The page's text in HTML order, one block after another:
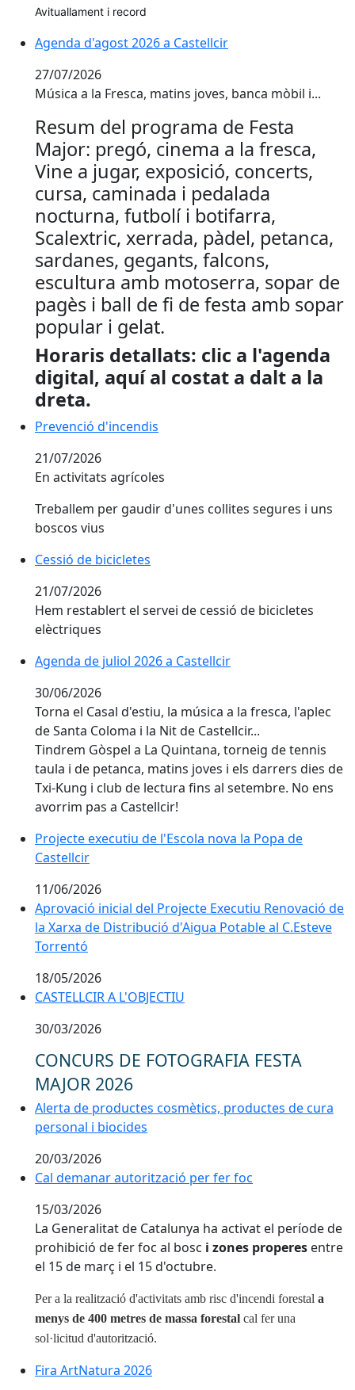
Avituallament i record
Agenda d'agost 2026 a Castellcir
Agenda d'agost 2026 a Castellcir
27/07/2026
Música a la Fresca, matins joves, banca mòbil i...
Resum del programa de Festa
Major: pregó, cinema a la fresca,
Vine a jugar, exposició, concerts,
cursa, caminada i pedalada
nocturna, futbolí i botifarra,
Scalextric, xerrada, pàdel, petanca,
sardanes, gegants, falcons,
escultura amb motoserra, sopar de
pagès i ball de fi de festa amb sopar
popular i gelat.
Horaris detallats: clic a l'agenda
digital, aquí al costat a dalt a la
dreta.
Prevenció d'incendis
Prevenció d'incendis
21/07/2026
En activitats agrícoles
Treballem per gaudir d'unes collites segures i uns
boscos vius
Cessió de bicicletes
Cessió de bicicletes
21/07/2026
Hem restablert el servei de cessió de bicicletes
elèctriques
Agenda de juliol 2026 a Castellcir
Agenda de juliol 2026 a Castellcir
30/06/2026
Torna el Casal d'estiu, la música a la fresca, l'aplec
de Santa Coloma i la Nit de Castellcir...
Tindrem Gòspel a La Quintana, torneig de tennis
taula i de petanca, matins joves i els darrers dies de
Txi-Kung i club de lectura fins al setembre. No ens
avorrim pas a Castellcir!
Projecte executiu de l'Escola nova la Popa de
Projecte executiu de l'Escola nova la Popa de
Castellcir
11/06/2026
Aprovació inicial del Projecte Executiu Renovació de
Aprovació inicial del Projecte Executiu Renovació de
la Xarxa de Distribució d'Aigua Potable al C.Esteve
Torrentó
18/05/2026
CASTELLCIR A L'OBJECTIU
CASTELLCIR A L'OBJECTIU
30/03/2026
CONCURS DE FOTOGRAFIA FESTA
MAJOR 2026
Alerta de productes cosmètics, productes de cura
Alerta de productes cosmètics, productes de cura
personal i biocides
20/03/2026
Cal demanar autorització per fer foc
Cal demanar autorització per fer foc
15/03/2026
La Generalitat de Catalunya ha activat el període de
prohibició de fer foc al bosc i zones properes entre
el 15 de març i el 15 d'octubre.
Per a la realització d'activitats amb risc d'incendi forestal a
menys de 400 metres de massa forestal cal fer una
sol·licitud d'autorització.
Fira ArtNatura 2026
Fira ArtNatura 2026